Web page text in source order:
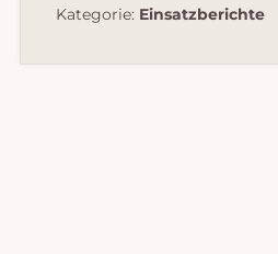
Kategorie: Einsatzberichte